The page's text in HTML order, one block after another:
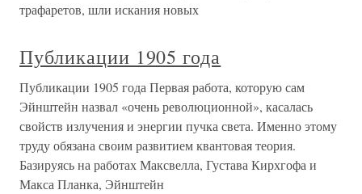
трафаретов, шли искания новых
Публикации 1905 года
Публикации 1905 года Первая работа, которую сам
Эйнштейн назвал «очень революционной», касалась
свойств излучения и энергии пучка света. Именно этому
труду обязана своим развитием квантовая теория.
Базируясь на работах Максвелла, Густава Кирхгофа и
Макса Планка, Эйнштейн